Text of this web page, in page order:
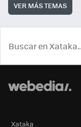
VER MÁS TEMAS
Xataka